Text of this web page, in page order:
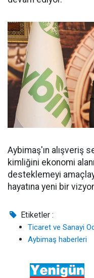
Aybimaş'ın alışveriş
kimliğini ekonomi
desteklemeyi
hayatına yeni bir
Etiketler :
Ticaret ve Sanayi
Aybimaş haberleri